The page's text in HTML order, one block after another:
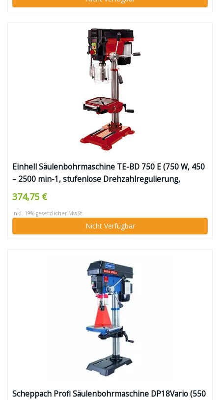
Einhell Säulenbohrmaschine TE-BD 750 E (750 W, 450
– 2500 min-1, stufenlose Drehzahlregulierung,
Schnellspannbohrfutter für Bohrer 1-16 mm, MK2-
Aufnahme, höhenverstell-, neig- und drehbarer
Bohrtisch)
374,75 €
inkl. 19% gesetzlicher MwSt.
Nicht Verfügbar
Scheppach Profi Säulenbohrmaschine DP18Vario (550